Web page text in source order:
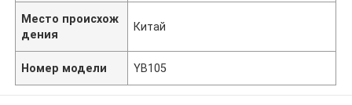
Место происхож
дения
Китай
Номер модели YB105